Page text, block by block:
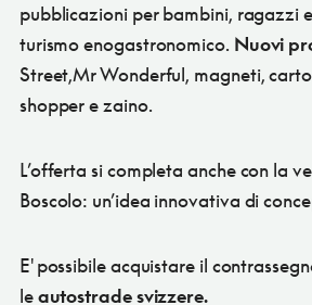
pubblicazioni per bambini, ragazzi
turismo enogastronomico. Nuovi
Street,Mr Wonderful, magneti,
shopper e zaino.
L’offerta si completa anche con la
Boscolo: un’idea innovativa di
E' possibile acquistare il
leautostrade svizzere.